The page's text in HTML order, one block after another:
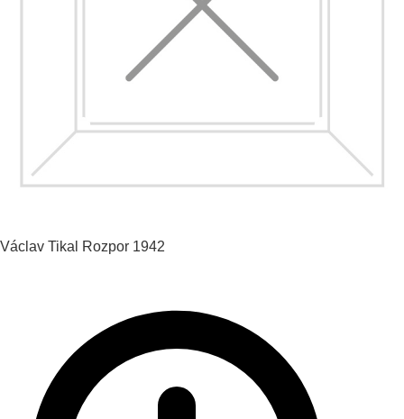
Václav Tikal Rozpor 1942